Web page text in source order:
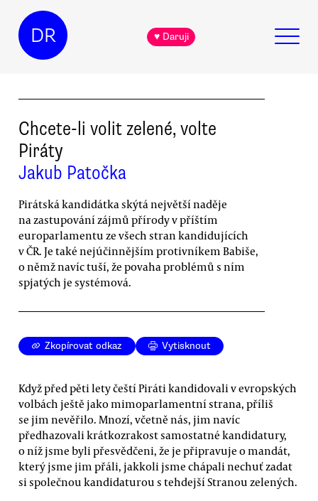
DR ♥ Daruji
Chcete-li volit zelené, volte
Piráty
Jakub Patočka
Pirátská kandidátka skýtá největší naděje
na zastupování zájmů přírody v příštím
europarlamentu ze všech stran kandidujících
v ČR. Je také nejúčinnějším protivníkem Babiše,
o němž navíc tuší, že povaha problémů s ním
spjatých je systémová.
Zkopírovat odkaz Vytisknout
Když před pěti lety čeští Piráti kandidovali v evropských
volbách ještě jako mimoparlamentní strana, příliš
se jim nevěřilo. Mnozí, včetně nás, jim navíc
předhazovali krátkozrakost samostatné kandidatury,
o níž jsme byli přesvědčeni, že je připravuje o mandát,
který jsme jim přáli, jakkoli jsme chápali nechuť zadat
si společnou kandidaturou s tehdejší Stranou zelených.